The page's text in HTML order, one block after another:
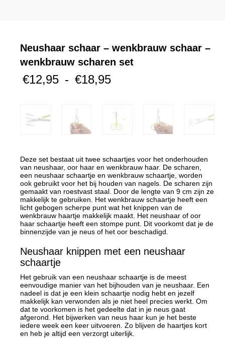
Neushaar schaar – wenkbrauw schaar –
wenkbrauw scharen set
€12,95 - €18,95
Deze set bestaat uit twee schaartjes voor het onderhouden
van neushaar, oor haar en wenkbrauw haar. De scharen,
een neushaar schaartje en wenkbrauw schaartje, worden
ook gebruikt voor het bij houden van nagels. De scharen zijn
gemaakt van roestvast staal. Door de lengte van 9 cm zijn ze
makkelijk te gebruiken. Het wenkbrauw schaartje heeft een
licht gebogen scherpe punt wat het knippen van de
wenkbrauw haartje makkelijk maakt. Het neushaar of oor
haar schaartje heeft een stompe punt. Dit voorkomt dat je de
binnenzijde van je neus of het oor beschadigd.
Neushaar knippen met een neushaar
schaartje
Het gebruik van een neushaar schaartje is de meest
eenvoudige manier van het bijhouden van je neushaar. Een
nadeel is dat je een klein schaartje nodig hebt en jezelf
makkelijk kan verwonden als je niet heel precies werkt. Om
dat te voorkomen is het gedeelte dat in je neus gaat
afgerond. Het bijwerken van neus haar kun je het beste
iedere week een keer uitvoeren. Zo blijven de haartjes kort
en heb je altijd een verzorgt uiterlijk.